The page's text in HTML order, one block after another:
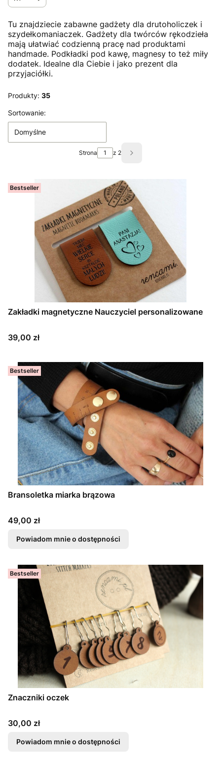
Tu znajdziecie zabawne gadżety dla drutoholiczek i
szydełkomaniaczek. Gadżety dla twórców rękodzieła
mają ułatwiać codzienną pracę nad produktami
handmade. Podkładki pod kawę, magnesy to też miły
dodatek. Idealne dla Ciebie i jako prezent dla
przyjaciółki.
Produkty: 35
Lista produktów
Sortowanie:
Domyślne
Strona z 2 Następne produkty
Bestseller
Zakładki magnetyczne Nauczyciel personalizowane
Cena
39,00 zł
Bestseller
Bransoletka miarka brązowa
Cena
49,00 zł
Powiadom mnie o dostępności
Bestseller
Znaczniki oczek
Cena
30,00 zł
Powiadom mnie o dostępności